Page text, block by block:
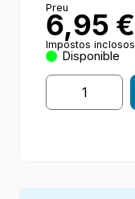
Preu
6,95 €
Impostos inclosos
Disponible